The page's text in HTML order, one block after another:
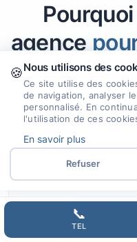
agence
internet à
Nous allions
📞
TEL
🍪Nous utilisons des
Ce site utilise des
de navigation, analyser
personnalisé. En
l'utilisation de ces
En savoir plus
Refuser